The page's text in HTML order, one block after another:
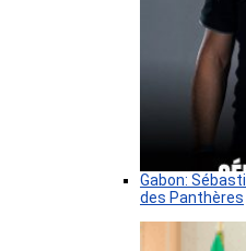
Gabon:
des Panthères